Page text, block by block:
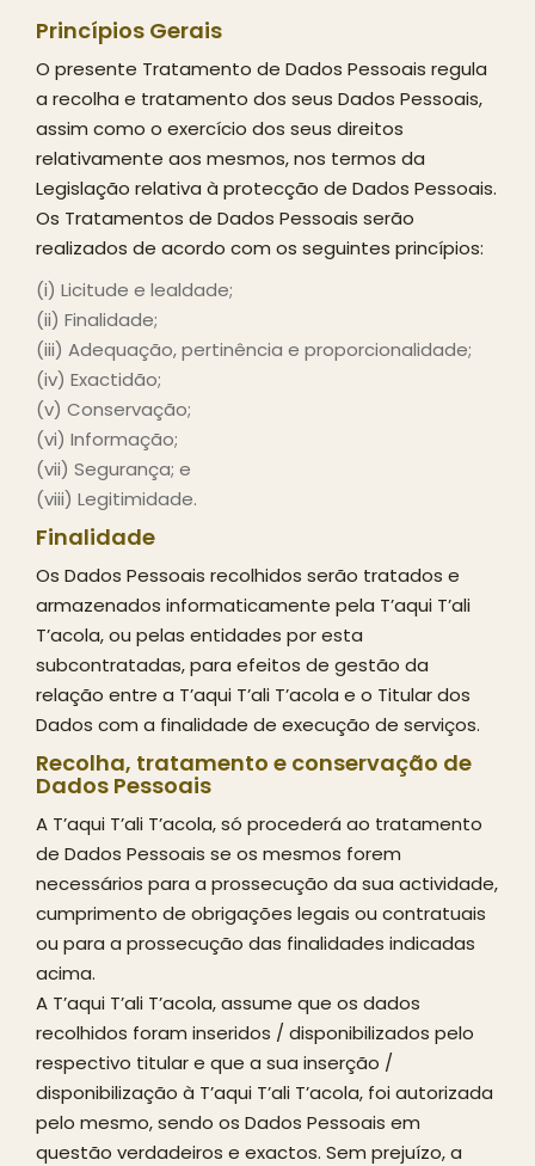
Princípios Gerais
O presente Tratamento de Dados Pessoais regula
a recolha e tratamento dos seus Dados Pessoais,
assim como o exercício dos seus direitos
relativamente aos mesmos, nos termos da
Legislação relativa à protecção de Dados Pessoais.
Os Tratamentos de Dados Pessoais serão
realizados de acordo com os seguintes princípios:
(i) Licitude e lealdade;
(ii) Finalidade;
(iii) Adequação, pertinência e proporcionalidade;
(iv) Exactidão;
(v) Conservação;
(vi) Informação;
(vii) Segurança; e
(viii) Legitimidade.
Finalidade
Os Dados Pessoais recolhidos serão tratados e
armazenados informaticamente pela T’aqui T’ali
T’acola, ou pelas entidades por esta
subcontratadas, para efeitos de gestão da
relação entre a T’aqui T’ali T’acola e o Titular dos
Dados com a finalidade de execução de serviços.
Recolha, tratamento e conservação de
Dados Pessoais
A T’aqui T’ali T’acola, só procederá ao tratamento
de Dados Pessoais se os mesmos forem
necessários para a prossecução da sua actividade,
cumprimento de obrigações legais ou contratuais
ou para a prossecução das finalidades indicadas
acima.
A T’aqui T’ali T’acola, assume que os dados
recolhidos foram inseridos / disponibilizados pelo
respectivo titular e que a sua inserção /
disponibilização à T’aqui T’ali T’acola, foi autorizada
pelo mesmo, sendo os Dados Pessoais em
questão verdadeiros e exactos. Sem prejuízo, a